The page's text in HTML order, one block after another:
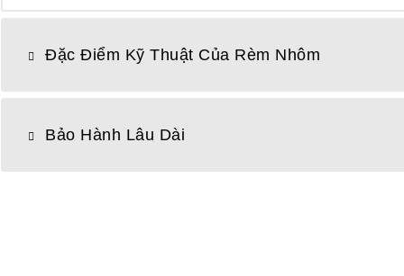
Đặc Điểm Kỹ Thuật Của Rèm Nhôm
Bảo Hành Lâu Dài